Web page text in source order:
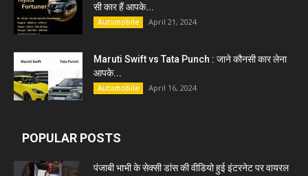
सी कार हैं आपके...
Automobile April 21, 2024
Maruti Swift vs Tata Punch : जाने कौनसी कार लेना
आपके...
Automobile April 16, 2024
POPULAR POSTS
पंजाबी भाभी के सेक्सी डांस की वीडियो हुई इंटरनेट पर वायरल